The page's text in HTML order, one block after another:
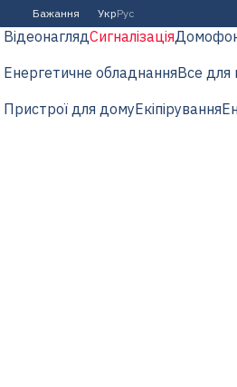
Бажання УкрРус
ВідеонаглядСигналізація
Енергетичне обладнанняВсе для
Пристрої для домуЕкіпірування